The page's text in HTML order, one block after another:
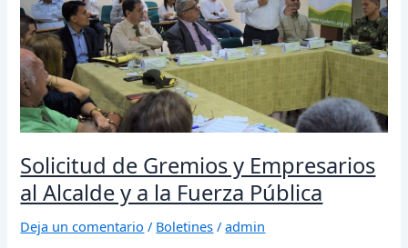
Solicitud de Gremios y Empresarios
al Alcalde y a la Fuerza Pública
Deja un comentario / Boletines /admin
Alcalde
y
a
la
Fuerza
Pública